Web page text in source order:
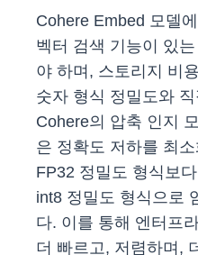
Cohere Embed 모델
벡터 검색 기능이 있
야 하며, 스토리지 비
숫자 형식 정밀도와
Cohere의 압축 인지
은 정확도 저하를 최
FP32 정밀도 형식보
int8 정밀도 형식으로
다. 이를 통해 엔터프
더 빠르고, 저렴하며,